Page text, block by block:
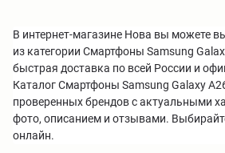
В интернет-магазине Нова вы можете
из категории Смартфоны Samsung
быстрая доставка по всей России и
Каталог Смартфоны Samsung Galaxy
проверенных брендов с актуальными
фото, описанием и отзывами.
онлайн.